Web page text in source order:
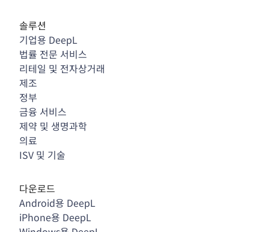
솔루션
기업용 DeepL
법률 전문 서비스
리테일 및 전자상거래
제조
정부
금융 서비스
제약 및 생명과학
의료
ISV 및 기술
다운로드
Android용 DeepL
iPhone용 DeepL